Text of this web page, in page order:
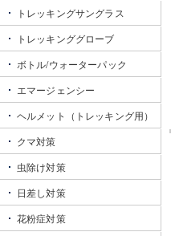
トレッキングサングラス
トレッキンググローブ
ボトル/ウォーターパック
エマージェンシー
ヘルメット（トレッキング用）
クマ対策
虫除け対策
日差し対策
花粉症対策